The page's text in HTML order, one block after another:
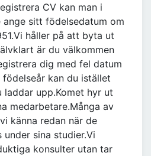
CV kan man i
ange sitt födelsedatum om
håller på att byta ut
är du välkommen
dig med fel datum
kan du istället
laddar upp.Komet hyr ut
medarbetare.Många av
känna redan när de
sina studier.Vi
konsulter utan tar